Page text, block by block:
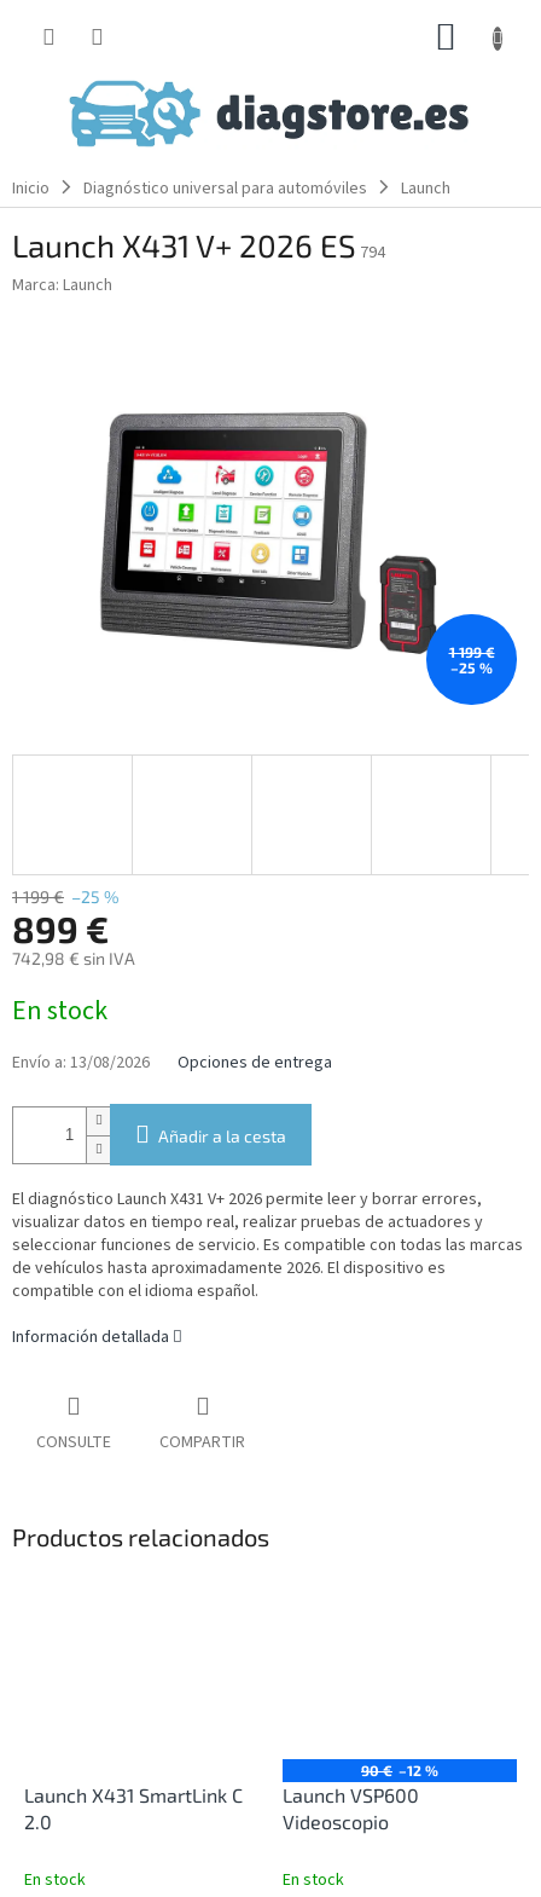
CESTA
Inicio Diagnóstico universal para automóviles Launch
Launch X431 V+ 2026 ES 794
Marca: Launch
1 199 €
–25 %
1 199 € –25 %
899 €
742,98 € sin IVA
de
medida:
En stock
Envío a: 13/08/2026 Opciones de entrega
Añadir a la cesta
El diagnóstico Launch X431 V+ 2026 permite leer y borrar errores,
visualizar datos en tiempo real, realizar pruebas de actuadores y
seleccionar funciones de servicio. Es compatible con todas las marcas
de vehículos hasta aproximadamente 2026. El dispositivo es
compatible con el idioma español.
Información detallada
CONSULTE COMPARTIR
Productos relacionados
Launch X431 SmartLink C
2.0
En stock
90 € –12 %
Launch VSP600
Videoscopio
En stock